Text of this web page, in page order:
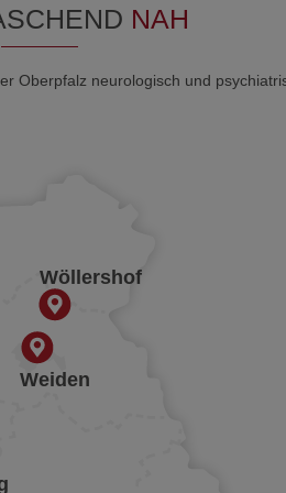
NAH
Oberpfalz neurologisch und
Weiden
Wöllershof